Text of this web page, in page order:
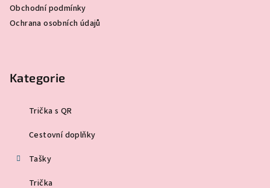
Obchodní podmínky
Ochrana osobních údajů
Kategorie
Trička s QR
Cestovní doplňky
Tašky
Trička